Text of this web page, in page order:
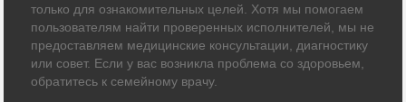
только для ознакомительных целей. Хотя мы помогаем
пользователям найти проверенных исполнителей, мы не
предоставляем медицинские консультации, диагностику
или совет. Если у вас возникла проблема со здоровьем,
обратитесь к семейному врачу.